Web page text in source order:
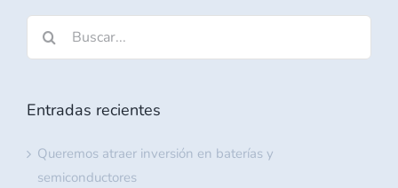
Entradas recientes
Queremos atraer inversión en baterías y
semiconductores